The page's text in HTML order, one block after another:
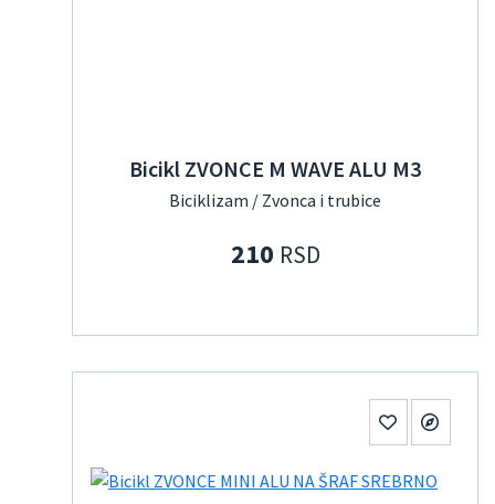
Bicikl ZVONCE M WAVE ALU M3
Biciklizam / Zvonca i trubice
210 RSD